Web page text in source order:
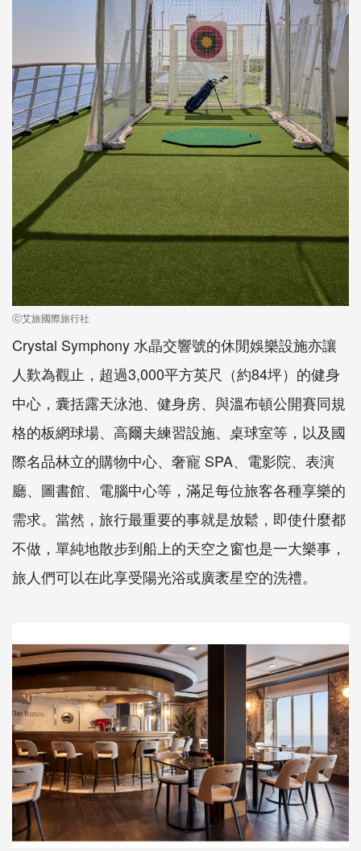
ⓒ艾旅國際旅行社
Crystal Symphony 水晶交響號的休閒娛樂設施亦讓
人歎為觀止，超過3,000平方英尺（約84坪）的健身
中心，囊括露天泳池、健身房、與溫布頓公開賽同規
格的板網球場、高爾夫練習設施、桌球室等，以及國
際名品林立的購物中心、奢寵 SPA、電影院、表演
廳、圖書館、電腦中心等，滿足每位旅客各種享樂的
需求。當然，旅行最重要的事就是放鬆，即使什麼都
不做，單純地散步到船上的天空之窗也是一大樂事，
旅人們可以在此享受陽光浴或廣袤星空的洗禮。